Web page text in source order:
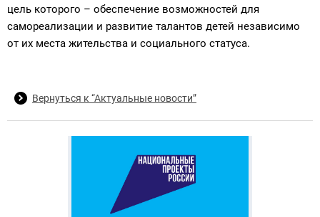
цель которого – обеспечение возможностей для
самореализации и развитие талантов детей независимо
от их места жительства и социального статуса.
Вернуться к “Актуальные новости”